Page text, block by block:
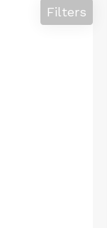
Filters